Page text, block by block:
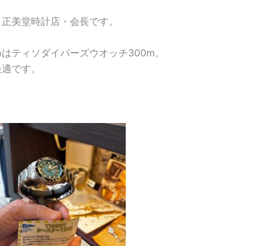
美堂時計店・会長です。
ティソダイバーズウオッチ300m。
です。